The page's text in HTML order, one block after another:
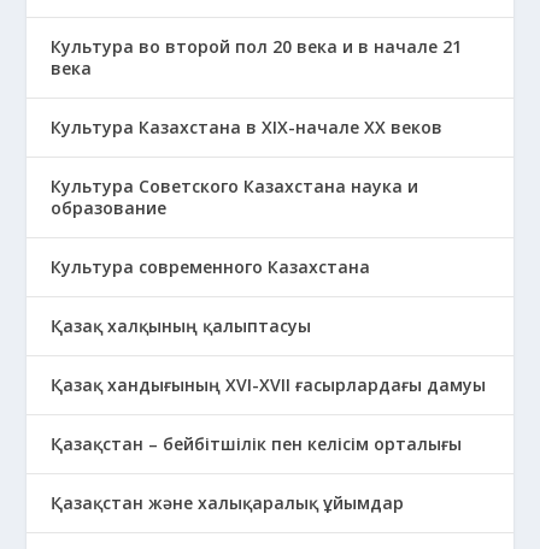
Культура во второй пол 20 века и в начале 21
века
Культура Казахстана в ХІХ-начале ХХ веков
Культура Советского Казахстана наука и
образование
Культура современного Казахстана
Қазақ халқының қалыптасуы
Қазақ хандығының XVI-XVII ғасырлардағы дамуы
Қазақстан – бейбітшілік пен келісім орталығы
Қазақстан және халықаралық ұйымдар